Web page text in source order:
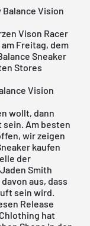
Balance Vision
Vison Racer
Freitag, dem
Sneaker
Stores
Vision
wollt, dann
Am besten
wir zeigen
kaufen
der
Smith
aus, dass
sein wird.
Release
hat